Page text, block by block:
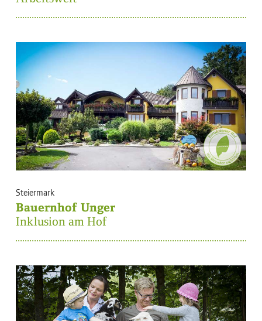
Steiermark
Bauernhof Unger
Inklusion am Hof